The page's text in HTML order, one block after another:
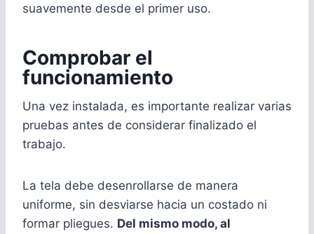
suavemente desde el primer uso.
Comprobar el
funcionamiento
Una vez instalada, es importante realizar varias
pruebas antes de considerar finalizado el
trabajo.
La tela debe desenrollarse de manera
uniforme, sin desviarse hacia un costado ni
formar pliegues. Del mismo modo, al